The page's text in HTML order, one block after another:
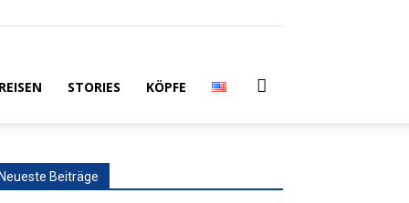
REISEN STORIES KÖPFE
Neueste Beiträge